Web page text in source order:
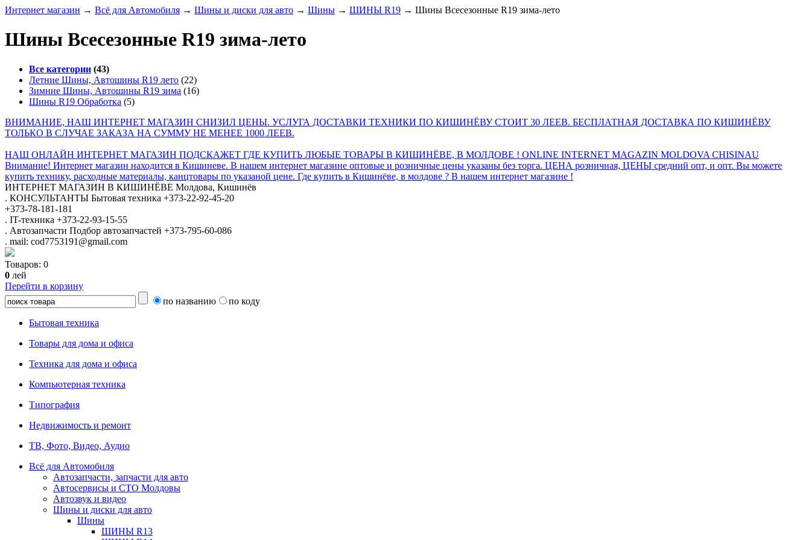
Интернет магазин → Всё для Автомобиля → Шины и диски для авто → Шины → ШИНЫ R19 → Шины Всесезонные R19 зима-лето
Шины Всесезонные R19 зима-лето
Все категории (43)
Летние Шины, Автошины R19 лето (22)
Зимние Шины, Автошины R19 зима (16)
Шины R19 Обработка (5)
ВНИМАНИЕ, НАШ ИНТЕРНЕТ МАГАЗИН СНИЗИЛ ЦЕНЫ. УСЛУГА ДОСТАВКИ ТЕХНИКИ ПО КИШИНЁВУ СТОИТ 30 ЛЕЕВ. БЕСПЛАТНАЯ ДОСТАВКА ПО КИШИНЁВУ
ТОЛЬКО В СЛУЧАЕ ЗАКАЗА НА СУММУ НЕ МЕНЕЕ 1000 ЛЕЕВ.
НАШ ОНЛАЙН ИНТЕРНЕТ МАГАЗИН ПОДСКАЖЕТ ГДЕ КУПИТЬ ЛЮБЫЕ ТОВАРЫ В КИШИНЁВЕ, В МОЛДОВЕ ! ONLINE INTERNET MAGAZIN MOLDOVA CHISINAU
Внимание! Интернет магазин находится в Кишиневе. В нашем интернет магазине оптовые и розничные цены указаны без торга. ЦЕНА розничная, ЦЕНЫ средний опт, и опт. Вы можете
купить технику, расходные материалы, канцтовары по указаной цене. Где купить в Кишинёве, в молдове ? В нашем интернет магазине !
ИНТЕРНЕТ МАГАЗИН В КИШИНЁВЕ Молдова, Кишинёв
. КОНСУЛЬТАНТЫ Бытовая техника +373-22-92-45-20
+373-78-181-181
. IT-техника +373-22-93-15-55
. Автозапчасти Подбор автозапчастей +373-795-60-086
. mail: cod7753191@gmail.com
Товаров: 0
0 лей
Перейти в корзину
по названию
по коду
Бытовая техника
Товары для дома и офиса
Техника для дома и офиса
Компьютерная техника
Типография
Недвижимость и ремонт
ТВ, Фото, Видео, Аудио
Всё для Автомобиля
Автозапчасти, запчасти для авто
Автосервисы и СТО Молдовы
Автозвук и видео
Шины и диски для авто
Шины
ШИНЫ R13